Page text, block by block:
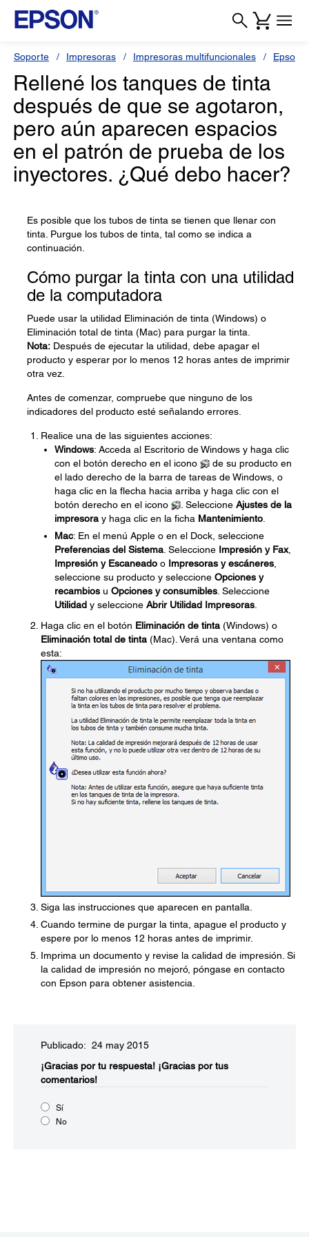
Soporte Impresoras Impresoras multifuncionales Epson L
Rellené los tanques de tinta
después de que se agotaron,
pero aún aparecen espacios
en el patrón de prueba de los
inyectores. ¿Qué debo hacer?
Es posible que los tubos de tinta se tienen que llenar con
tinta. Purgue los tubos de tinta, tal como se indica a
continuación.
Cómo purgar la tinta con una utilidad
de la computadora
Puede usar la utilidad Eliminación de tinta (Windows) o
Eliminación total de tinta (Mac) para purgar la tinta.
Nota: Después de ejecutar la utilidad, debe apagar el
producto y esperar por lo menos 12 horas antes de imprimir
otra vez.
Antes de comenzar, compruebe que ninguno de los
indicadores del producto esté señalando errores.
Realice una de las siguientes acciones:
Windows: Acceda al Escritorio de Windows y haga clic
con el botón derecho en el icono
de su producto en
el lado derecho de la barra de tareas de Windows, o
haga clic en la flecha hacia arriba y haga clic con el
botón derecho en el icono
. Seleccione Ajustes de la
impresora y haga clic en la ficha Mantenimiento
Mac: En el menú Apple o en el Dock, seleccione
Preferencias del Sistema . Seleccione Impresión y Fax,
Impresión y Escaneado o Impresoras y escáneres
seleccione su producto y seleccione Opciones y
recambios u Opciones y consumibles . Seleccione
Utilidad y seleccione Abrir Utilidad Impresoras
Haga clic en el botón Eliminación de tinta (Windows) o
Eliminación total de tinta (Mac). Verá una ventana como
esta:
Siga las instrucciones que aparecen en pantalla.
Cuando termine de purgar la tinta, apague el producto y
espere por lo menos 12 horas antes de imprimir.
Imprima un documento y revise la calidad de impresión. Si
la calidad de impresión no mejoró, póngase en contacto
con Epson para obtener asistencia.
Publicado: 24 may 2015
¡Gracias por tu respuesta! ¡Gracias por tus
comentarios!
Sí
No